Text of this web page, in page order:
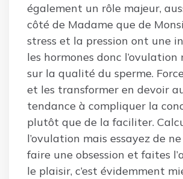
également un rôle majeur,
côté de Madame que de
stress et la pression ont une
les hormones donc l’ovulation
sur la qualité du sperme.
et les transformer en devoir
tendance à compliquer la
plutôt que de la faciliter.
l’ovulation mais essayez de
faire une obsession et faites
le plaisir, c’est évidemment